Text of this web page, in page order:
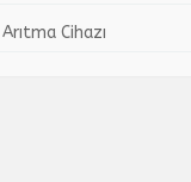
Cihazı